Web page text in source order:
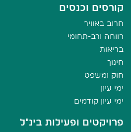
קורסים וכנסים
חרוב באוויר
רווחה ורב-תחומי
בריאות
חינוך
חוק ומשפט
ימי עיון
ימי עיון קודמים
פרויקטים ופעילות בינ"ל